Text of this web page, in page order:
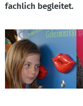
fachlich begleitet.